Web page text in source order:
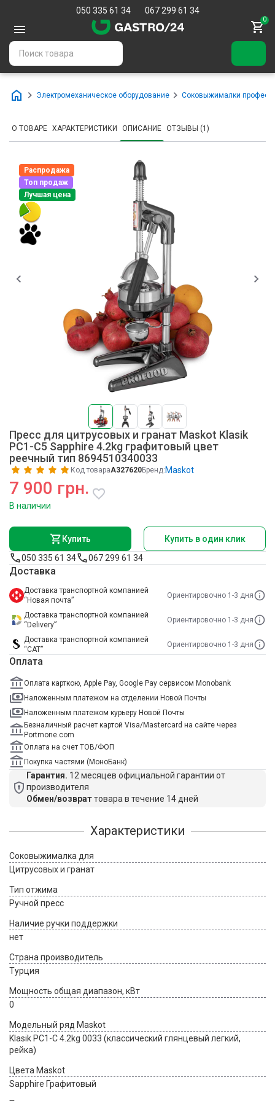
050 335 61 34 067 299 61 34
0
Электромеханическое оборудование Соковыжималки
О ТОВАРЕ ХАРАКТЕРИСТИКИ ОПИСАНИЕ ОТЗЫВЫ (1)
Распродажа
Топ продаж
Лучшая цена
Пресс для цитрусовых и гранат Maskot Klasik
PC1-C5 Sapphire 4.2kg графитовый цвет
реечный тип 8694510340033
Код товараA327620Бренд:Maskot
7 900 грн.
В наличии
Купить
Купить в один клик
050 335 61 34
067 299 61 34
Доставка
Доставка транспортной компанией
“Новая почта”
Ориентировочно 1-3 дня
Доставка транспортной компанией
“Delivery”
Ориентировочно 1-3 дня
Доставка транспортной компанией
“САТ”
Ориентировочно 1-3 дня
Оплата
Оплата карткою, Apple Pay, Google Pay сервисом Monobank
Наложенным платежом на отделении Новой Почты
Наложенным платежом курьеру Новой Почты
Безналичный расчет картой Visa/Mastercard на сайте через
Portmone.com
Оплата на счет ТОВ/ФОП
Покупка частями (МоноБанк)
Гарантия. 12 месяцев официальной гарантии от
производителя
Обмен/возвраттовара в течение 14 дней
Характеристики
Соковыжималка для
Цитрусовых и гранат
Тип отжима
Ручной пресс
Наличие ручки поддержки
нет
Страна производитель
Турция
Мощность общая диапазон, кВт
0
Модельный ряд Maskot
Klasik PC1-C 4.2kg 0033 (классический глянцевый легкий,
рейка)
Цвета Maskot
Sapphire Графитовый